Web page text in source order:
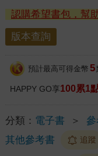
認購希望書包，幫
版本查詢
預計最高可得金幣 5
HAPPY GO享100累1
分類： 電子書 ＞
其他參考書
追蹤